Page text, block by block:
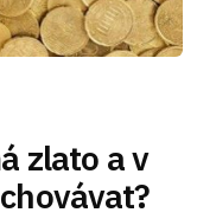
zlato a v